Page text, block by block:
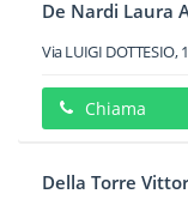
De Nardi Laura
Via LUIGI DOTTESIO, 1
Chiama
Della Torre